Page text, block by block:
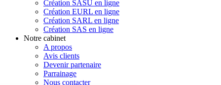
Création SASU en ligne
Création EURL en ligne
Création SARL en ligne
Création SAS en ligne
Notre cabinet
A propos
Avis clients
Devenir partenaire
Parrainage
Nous contacter